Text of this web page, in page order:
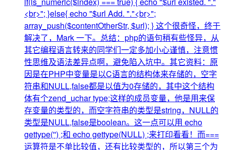
<br>"; }else{ echo "$url Add. "."<br>";
array_push($contentOtherStr, $url); } 这个很奇怪，终于
解决了，Mark 一下。总结：php的语句稍有些怪异，从
其它编程语言转来的同学们一定多加小心谨慎，注意惯
性思维及语法差异点啊，避免陷入坑中。其它资料：原
因是在PHP中变量是以C语言的结构体来存储的，空字
符串和NULL,false都是以值为0存储的，其中这个结构
体有个zend_uchar type;这样的成员变量，他是用来保
存变量的类型的，而空字符串的类型是string，NULL的
类型是NULL,false是boolean。这一点可以用 echo
gettype('') ;和 echo gettype(NULL) ;来打印看看！而===
运算符是不单比较值，还有比较类型的，所以第三个为